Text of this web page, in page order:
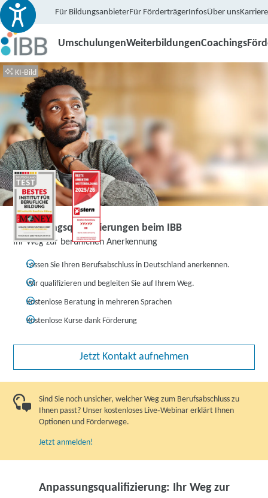
Für BildungsanbieterFür FörderträgerInfosÜber unsKarriere
UmschulungenWeiterbildungenCoachings
KI-Bild
Anpassungsqualifizierungen beim IBB
Ihr Weg zur beruflichen Anerkennung
Lassen Sie Ihren Berufsabschluss in Deutschland anerkennen.
Wir qualifizieren und begleiten Sie auf Ihrem Weg.
Kostenlose Beratung in mehreren Sprachen
Kostenlose Kurse dank Förderung
Jetzt Kontakt aufnehmen
Sind Sie noch unsicher, welcher Weg zum Berufsabschluss zu
Ihnen passt? Unser kostenloses Live‑Webinar erklärt Ihnen
Optionen und Förderwege.
Jetzt anmelden!
Anpassungsqualifizierung: Ihr Weg zur